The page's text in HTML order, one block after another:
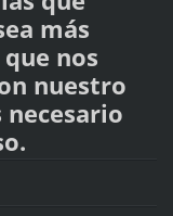
más
nos
nuestro